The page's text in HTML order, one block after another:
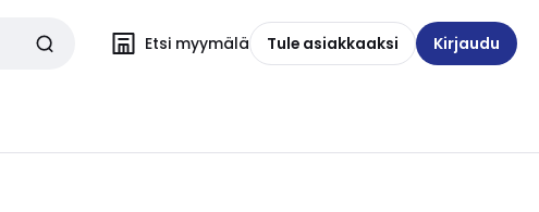
Etsi myymälä Tule asiakkaaksi Kirjaudu